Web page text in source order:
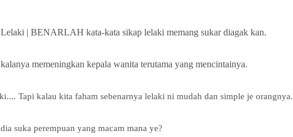
| BENARLAH kata-kata sikap lelaki memang sukar diagak kan.
memeningkan kepala wanita terutama yang mencintainya.
Tapi kalau kita faham sebenarnya lelaki ni mudah dan simple je orangnya.
suka perempuan yang macam mana ye?